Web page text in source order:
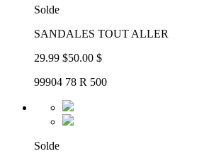
Solde
SANDALES TOUT ALLER
29.99 $50.00 $
99904 78 R 500
Solde